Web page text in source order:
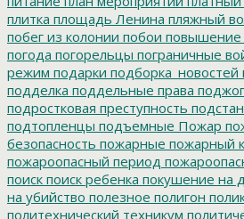
плитка площадь Ленина пляжный
побег из колонии побои повышение
погода погорельцы пограничные
режим подарки подборка_новостей
подделка поддельные права поджог
подростковая преступность
подтопленцы подъемные Пожар
безопасность пожарные пожарный
пожароопасный период
поиск поиск ребенка покушение на
на убийство полезное полигон
политехнический техникум